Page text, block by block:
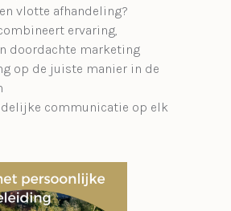
vlotte afhandeling?
ervaring,
doordachte marketing
op de juiste manier in de
communicatie op elk